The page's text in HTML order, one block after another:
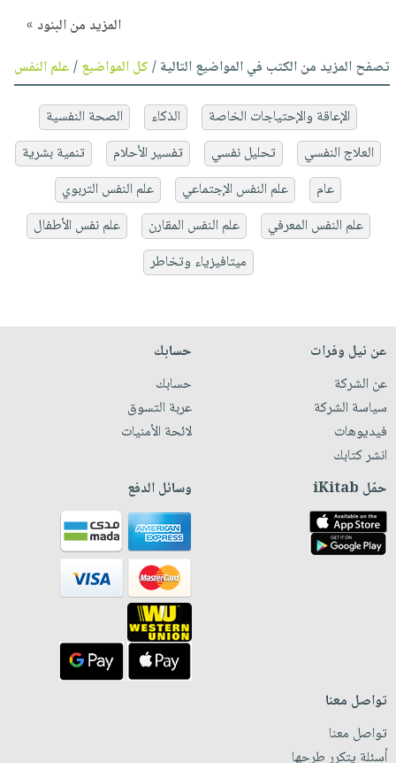
المزيد من البنود »
تصفح المزيد من الكتب في المواضيع التالية /كل المواضيع/علم النفس
الإعاقة والإحتياجات الخاصة الذكاء
الصحة النفسية
العلاج النفسي
تحليل نفسي تفسير الأحلام
تنمية بشرية
عام
علم النفس الإجتماعي
علم النفس التربوي
علم النفس المعرفي
علم النفس المقارن
علم نفس الأطفال
ميتافيزياء وتخاطر
عن نيل وفرات
عن الشركة
سياسة الشركة
فيديوهات
انشر كتابك
حسابك
حسابك
عربة التسوق
لائحة الأمنيات
حمّل iKitab وسائل الدفع
تواصل معنا
تواصل معنا
أسئلة يتكرر طرحها